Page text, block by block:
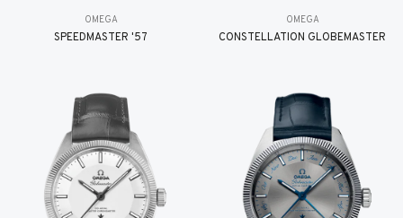
OMEGA
SPEEDMASTER '57
OMEGA
CONSTELLATION GLOBEMASTER